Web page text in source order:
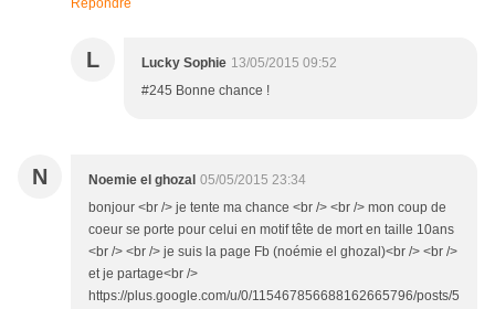
Répondre
L Lucky Sophie 13/05/2015 09:52
#245 Bonne chance !
N Noemie el ghozal 05/05/2015 23:34
bonjour <br /> je tente ma chance <br /> <br /> mon coup de
coeur se porte pour celui en motif tête de mort en taille 10ans
<br /> <br /> je suis la page Fb (noémie el ghozal)<br /> <br />
et je partage<br />
https://plus.google.com/u/0/115467856688162665796/posts/5